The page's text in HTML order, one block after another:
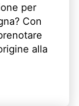
per
Con
alla